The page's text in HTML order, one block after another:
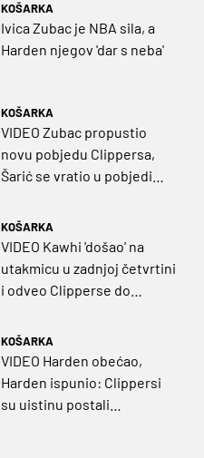
KOŠARKA
Ivica Zubac je NBA sila, a
Harden njegov 'dar s neba'
KOŠARKA
VIDEO Zubac propustio
novu pobjedu Clippersa,
Šarić se vratio u pobjedi
KOŠARKA
VIDEO Kawhi 'došao' na
utakmicu u zadnjoj četvrtini
i odveo Clipperse do
partija Jokića
KOŠARKA
VIDEO Harden obećao,
Harden ispunio: Clippersi
su uistinu postali